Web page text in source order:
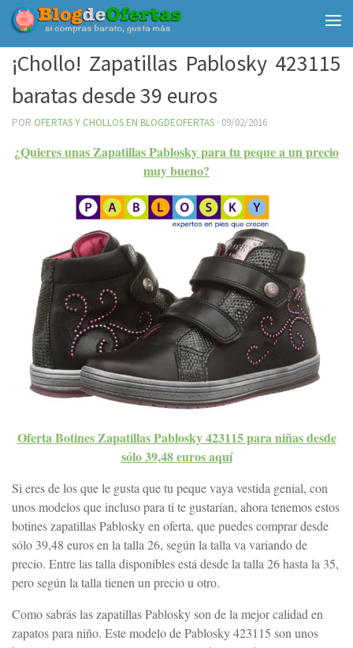
Debajo del contenido
¡Chollo! Zapatillas Pablosky 423115
baratas desde 39 euros
POR OFERTAS Y CHOLLOS EN BLOGDEOFERTAS · 09/02/2016
¿Quieres unas Zapatillas Pablosky para tu peque a un precio
muy bueno?
Oferta Botines Zapatillas Pablosky 423115 para niñas desde
sólo 39,48 euros aquí
Si eres de los que le gusta que tu peque vaya vestida genial, con
unos modelos que incluso para ti te gustarían, ahora tenemos estos
botines zapatillas Pablosky en oferta, que puedes comprar desde
sólo 39,48 euros en la talla 26, según la talla va variando de
precio. Entre las talla disponibles está desde la talla 26 hasta la 35,
pero según la talla tienen un precio u otro.
Como sabrás las zapatillas Pablosky son de la mejor calidad en
zapatos para niño. Este modelo de Pablosky 423115 son unos